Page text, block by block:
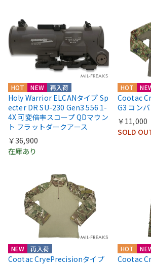
HOT NEW 再入荷
Holy Warrior ELCANタイプ Sp
ecter DR SU-230 Gen3 556 1-
4X 可変倍率スコープ QDマウン
ト フラットダークアース
￥36,900
在庫あり
HOT
Cootac
G3 コン
￥11,000
SOLD
NEW 再入荷
Cootac CryePrecisionタイプ
HOT
Cootac